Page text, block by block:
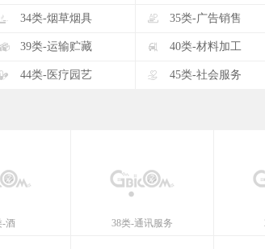
B 34类-烟草烟具 C 35类-广告销售
39类-运输贮藏 H 40类-材料加工
L 44类-医疗园艺 M 45类-社会服务
-酒 38类-通讯服务